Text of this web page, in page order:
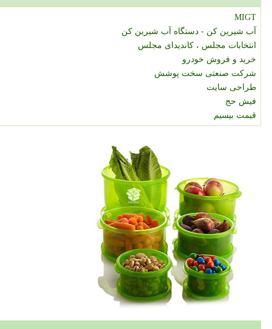
MIGT
آب شیرین کن - دستگاه آب شیرین کن
انتخابات مجلس ، کاندیدای مجلس
خرید و فروش خودرو
شرکت صنعتی سخت پوشش
طراحی سایت
فیش حج
قیمت بیسیم